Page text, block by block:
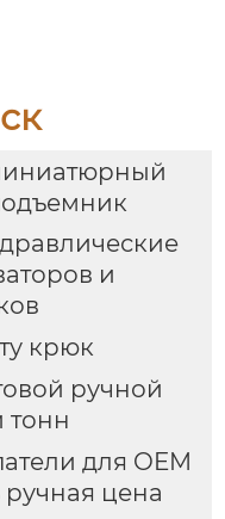
и
крюк
ручной
тонн
для OEM
ручная цена